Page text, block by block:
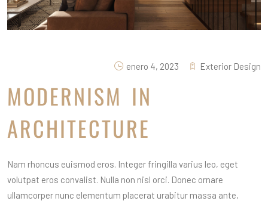
enero 4, 2023 Exterior Design
MODERNISM IN
ARCHITECTURE
Nam rhoncus euismod eros. Integer fringilla varius leo, eget
volutpat eros convalist. Nulla non nisl orci. Donec ornare
ullamcorper nunc elementum placerat urabitur massa ante,